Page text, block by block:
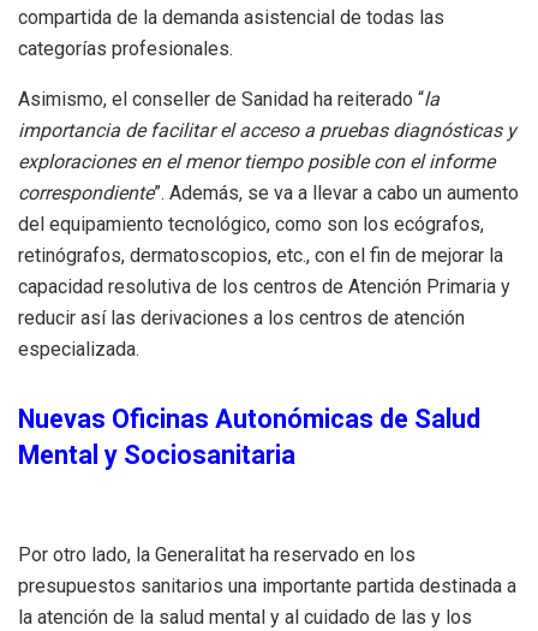
compartida de la demanda asistencial de todas las
categorías profesionales.
Asimismo, el conseller de Sanidad ha reiterado “la
importancia de facilitar el acceso a pruebas diagnósticas y
exploraciones en el menor tiempo posible con el informe
correspondiente”. Además, se va a llevar a cabo un aumento
del equipamiento tecnológico, como son los ecógrafos,
retinógrafos, dermatoscopios, etc., con el fin de mejorar la
capacidad resolutiva de los centros de Atención Primaria y
reducir así las derivaciones a los centros de atención
especializada.
Nuevas Oficinas Autonómicas de Salud
Mental y Sociosanitaria
Por otro lado, la Generalitat ha reservado en los
presupuestos sanitarios una importante partida destinada a
la atención de la salud mental y al cuidado de las y los